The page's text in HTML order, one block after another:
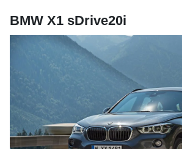
BMW X1 sDrive20i